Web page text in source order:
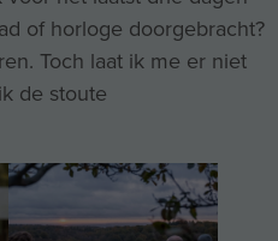
of horloge doorgebracht?
Toch laat ik me er niet
de stoute